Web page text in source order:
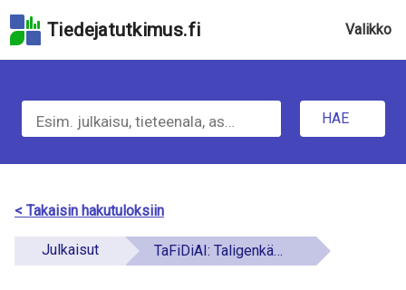
hakukenttään
pääsisältöön
Hyppää
saavutettavuusselosteeseen
Tiedejatutkimus.fi Valikko
e
H
a
e
t
HAE
< Takaisin hakutuloksiin
Julkaisut TaFiDiAI: Taligenkänning för finlandssvenska dialekter genom artificiell intelligens - Automatic Speech Recognition of Finnish Swedish Dialects through Artificial Intelligence